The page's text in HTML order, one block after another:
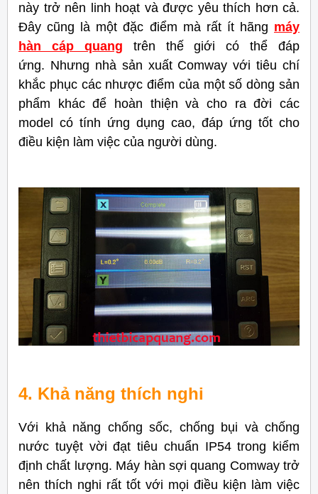
này trở nên linh hoạt và được yêu thích hơn cả.
Đây cũng là một đặc điểm mà rất ít hãng máy
hàn cáp quang trên thế giới có thể đáp
ứng. Nhưng nhà sản xuất Comway với tiêu chí
khắc phục các nhược điểm của một số dòng sản
phẩm khác để hoàn thiện và cho ra đời các
model có tính ứng dụng cao, đáp ứng tốt cho
điều kiện làm việc của người dùng.
4. Khả năng thích nghi
Với khả năng chống sốc, chống bụi và chống
nước tuyệt vời đạt tiêu chuẩn IP54 trong kiểm
định chất lượng. Máy hàn sợi quang Comway trở
nên thích nghi rất tốt với mọi điều kiện làm việc